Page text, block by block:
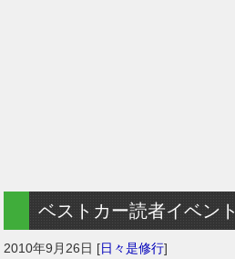
ベストカー読者イベント
2010年9月26日 [日々是修行]